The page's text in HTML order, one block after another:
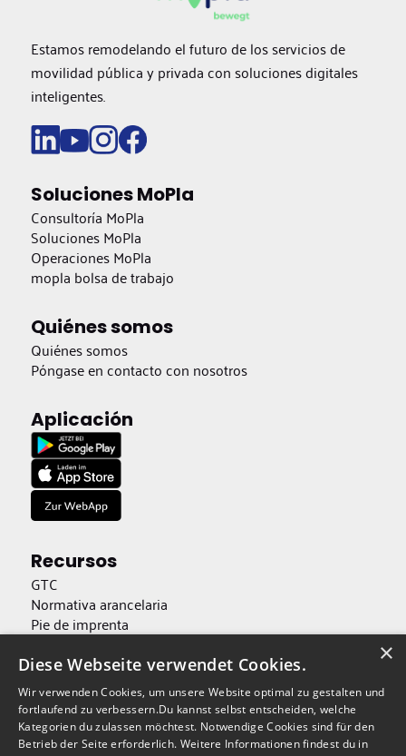
Estamos remodelando el futuro de los servicios de
movilidad pública y privada con soluciones digitales
inteligentes.
Soluciones MoPla
Consultoría MoPla
Soluciones MoPla
Operaciones MoPla
mopla bolsa de trabajo
Quiénes somos
Quiénes somos
Póngase en contacto con nosotros
Aplicación
Recursos
GTC
Normativa arancelaria
Pie de imprenta
Accesibilidad
Descargar claves públicas
Cancelar contratos aquí
×
Diese Webseite verwendet Cookies.
Wir verwenden Cookies, um unsere Website optimal zu gestalten und
fortlaufend zu verbessern.Du kannst selbst entscheiden, welche
Kategorien du zulassen möchtest. Notwendige Cookies sind für den
Betrieb der Seite erforderlich. Weitere Informationen findest du in